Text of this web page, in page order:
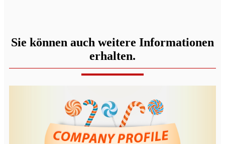
Sie können auch weitere Informationen
erhalten.